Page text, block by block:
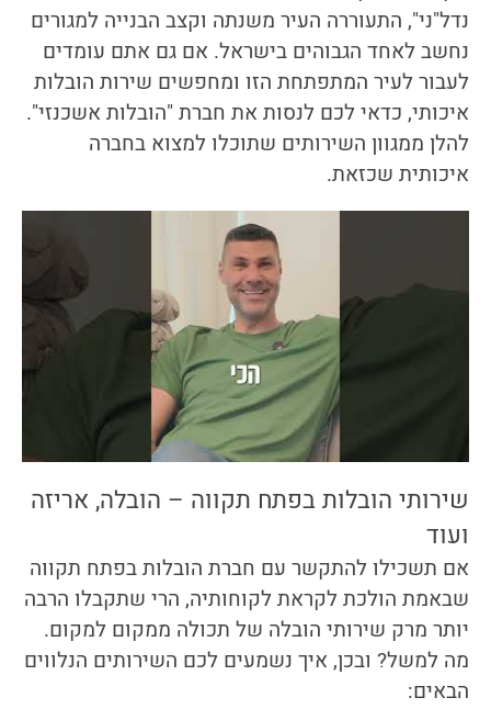
נדל"ני", התעוררה העיר משנתה וקצב הבנייה למגורים
נחשב לאחד הגבוהים בישראל. אם גם אתם עומדים
לעבור לעיר המתפתחת הזו ומחפשים שירות הובלות
איכותי, כדאי לכם לנסות את חברת "הובלות אשכנזי".
להלן ממגוון השירותים שתוכלו למצוא בחברה
איכותית שכזאת.
שירותי הובלות בפתח תקווה – הובלה, אריזה
ועוד
אם תשכילו להתקשר עם חברת הובלות בפתח תקווה
שבאמת הולכת לקראת לקוחותיה, הרי שתקבלו הרבה
יותר מרק שירותי הובלה של תכולה ממקום למקום.
מה למשל? ובכן, איך נשמעים לכם השירותים הנלווים
הבאים: